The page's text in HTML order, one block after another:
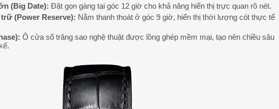
(Big Date): Đặt gọn gàng tại góc 12 giờ cho khả năng hiển thị trực quan rõ nét.
(Power Reserve): Nằm thanh thoát ở góc 9 giờ, hiển thị thời lượng cót thực tế
Ô cửa sổ trăng sao nghệ thuật được lồng ghép mềm mại, tạo nên chiều sâu